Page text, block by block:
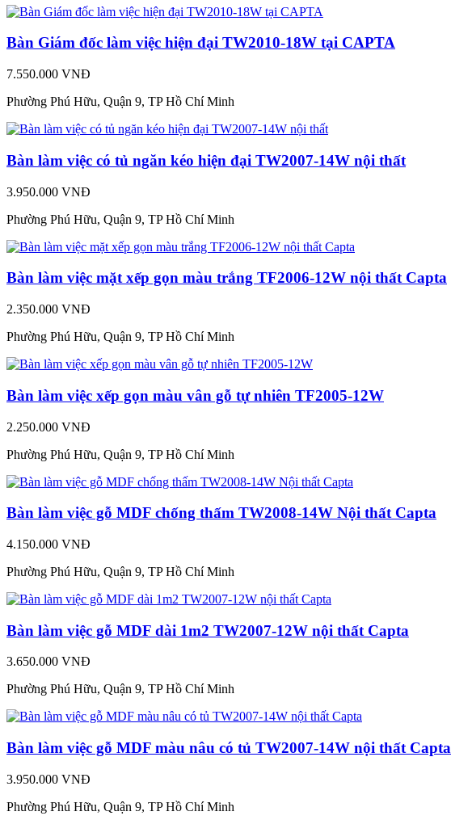
Bàn Giám đốc làm việc hiện đại TW2010-18W tại CAPTA
7.550.000 VNĐ
Phường Phú Hữu, Quận 9, TP Hồ Chí Minh
Bàn làm việc có tủ ngăn kéo hiện đại TW2007-14W nội thất
3.950.000 VNĐ
Phường Phú Hữu, Quận 9, TP Hồ Chí Minh
Bàn làm việc mặt xếp gọn màu trắng TF2006-12W nội thất Capta
2.350.000 VNĐ
Phường Phú Hữu, Quận 9, TP Hồ Chí Minh
Bàn làm việc xếp gọn màu vân gỗ tự nhiên TF2005-12W
2.250.000 VNĐ
Phường Phú Hữu, Quận 9, TP Hồ Chí Minh
Bàn làm việc gỗ MDF chống thấm TW2008-14W Nội thất Capta
4.150.000 VNĐ
Phường Phú Hữu, Quận 9, TP Hồ Chí Minh
Bàn làm việc gỗ MDF dài 1m2 TW2007-12W nội thất Capta
3.650.000 VNĐ
Phường Phú Hữu, Quận 9, TP Hồ Chí Minh
Bàn làm việc gỗ MDF màu nâu có tủ TW2007-14W nội thất Capta
3.950.000 VNĐ
Phường Phú Hữu, Quận 9, TP Hồ Chí Minh